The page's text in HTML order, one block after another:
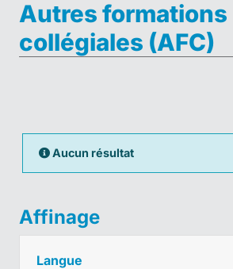
Autres formations
collégiales (AFC)
Aucun résultat
Affinage
Langue